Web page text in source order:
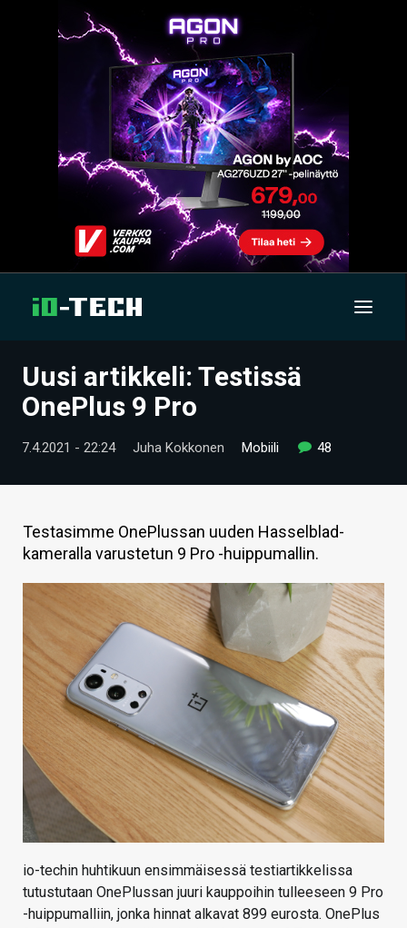
UUTISET
TIETOA
HINTA.FI
KAUPPA
VAIHDA TEEMA
HAKU
Uusi artikkeli: Testissä
OnePlus 9 Pro
7.4.2021 - 22:24 Juha Kokkonen Mobiili 48
Testasimme OnePlussan uuden Hasselblad-
kameralla varustetun 9 Pro -huippumallin.
io-techin huhtikuun ensimmäisessä testiartikkelissa
tutustutaan OnePlussan juuri kauppoihin tulleeseen 9 Pro
-huippumalliin, jonka hinnat alkavat 899 eurosta. OnePlus